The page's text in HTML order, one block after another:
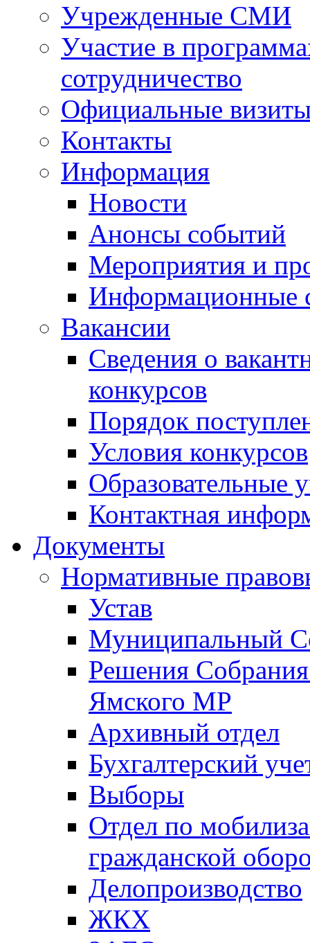
Учрежденные СМИ
Участие в
сотрудничество
Официальные
Контакты
Информация
Новости
Анонсы событий
Мероприятия и
Информационные
Вакансии
Сведения о
конкурсов
Порядок
Условия конкурсов
Образовательные
Контактная
Документы
Нормативные
Устав
Муниципальный
Решения
Ямского МР
Архивный отдел
Бухгалтерский
Выборы
Отдел по
гражданской
Делопроизводство
ЖКХ